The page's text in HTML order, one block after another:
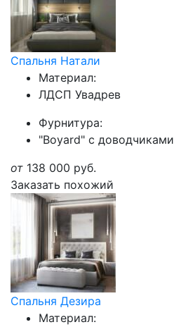
Спальня Натали
Материал:
ЛДСП Увадрев
Фурнитура:
"Boyard" с доводчиками
от 138 000 руб.
Заказать похожий
Спальня Дезира
Материал: